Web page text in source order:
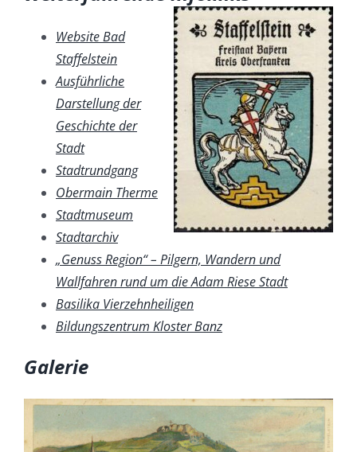
Website Bad
Staffelstein
Ausführliche
Darstellung der
Geschichte der
Stadt
Stadtrundgang
Obermain Therme
Stadtmuseum
Stadtarchiv
„Genuss Region“ – Pilgern, Wandern und
Wallfahren rund um die Adam Riese Stadt
Basilika Vierzehnheiligen
Bildungszentrum Kloster Banz
Galerie